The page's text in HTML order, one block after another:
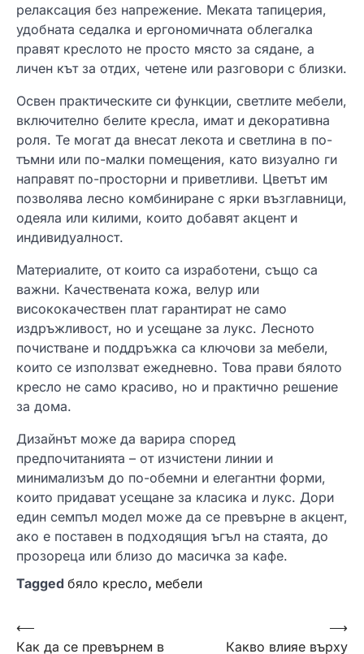
релаксация без напрежение. Меката тапицерия,
удобната седалка и ергономичната облегалка
правят креслото не просто място за сядане, а
личен кът за отдих, четене или разговори с близки.
Освен практическите си функции, светлите мебели,
включително белите кресла, имат и декоративна
роля. Те могат да внесат лекота и светлина в по-
тъмни или по-малки помещения, като визуално ги
направят по-просторни и приветливи. Цветът им
позволява лесно комбиниране с ярки възглавници,
одеяла или килими, които добавят акцент и
индивидуалност.
Материалите, от които са изработени, също са
важни. Качествената кожа, велур или
висококачествен плат гарантират не само
издръжливост, но и усещане за лукс. Лесното
почистване и поддръжка са ключови за мебели,
които се използват ежедневно. Това прави бялото
кресло не само красиво, но и практично решение
за дома.
Дизайнът може да варира според
предпочитанията – от изчистени линии и
минимализъм до по-обемни и елегантни форми,
които придават усещане за класика и лукс. Дори
един семпъл модел може да се превърне в акцент,
ако е поставен в подходящия ъгъл на стаята, до
прозореца или близо до масичка за кафе.
Tagged бяло кресло, мебели
Навигация
⟵
Как да се превърнем в
Какво влияе върху
⟶